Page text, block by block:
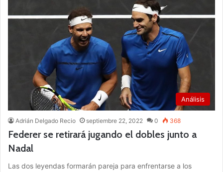
Análisis
Adrián Delgado Recio septiembre 22, 2022 0 368
Federer se retirará jugando el dobles junto a
Nadal
Las dos leyendas formarán pareja para enfrentarse a los